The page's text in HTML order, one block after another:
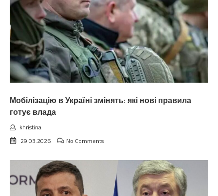
Мобілізацію в Україні змінять: які нові правила
готує влада
khristina
29.03.2026
No Comments